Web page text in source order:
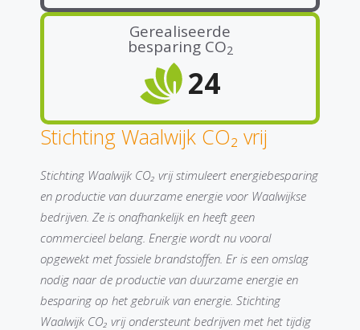
Gerealiseerde
besparing CO2
24
Stichting Waalwijk CO₂ vrij
Stichting Waalwijk CO₂ vrij stimuleert energiebesparing
en productie van duurzame energie voor Waalwijkse
bedrijven. Ze is onafhankelijk en heeft geen
commercieel belang. Energie wordt nu vooral
opgewekt met fossiele brandstoffen. Er is een omslag
nodig naar de productie van duurzame energie en
besparing op het gebruik van energie. Stichting
Waalwijk CO₂ vrij ondersteunt bedrijven met het tijdig